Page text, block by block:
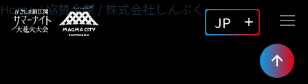
JP
Home/協賛企業 /株式会社しんぷく